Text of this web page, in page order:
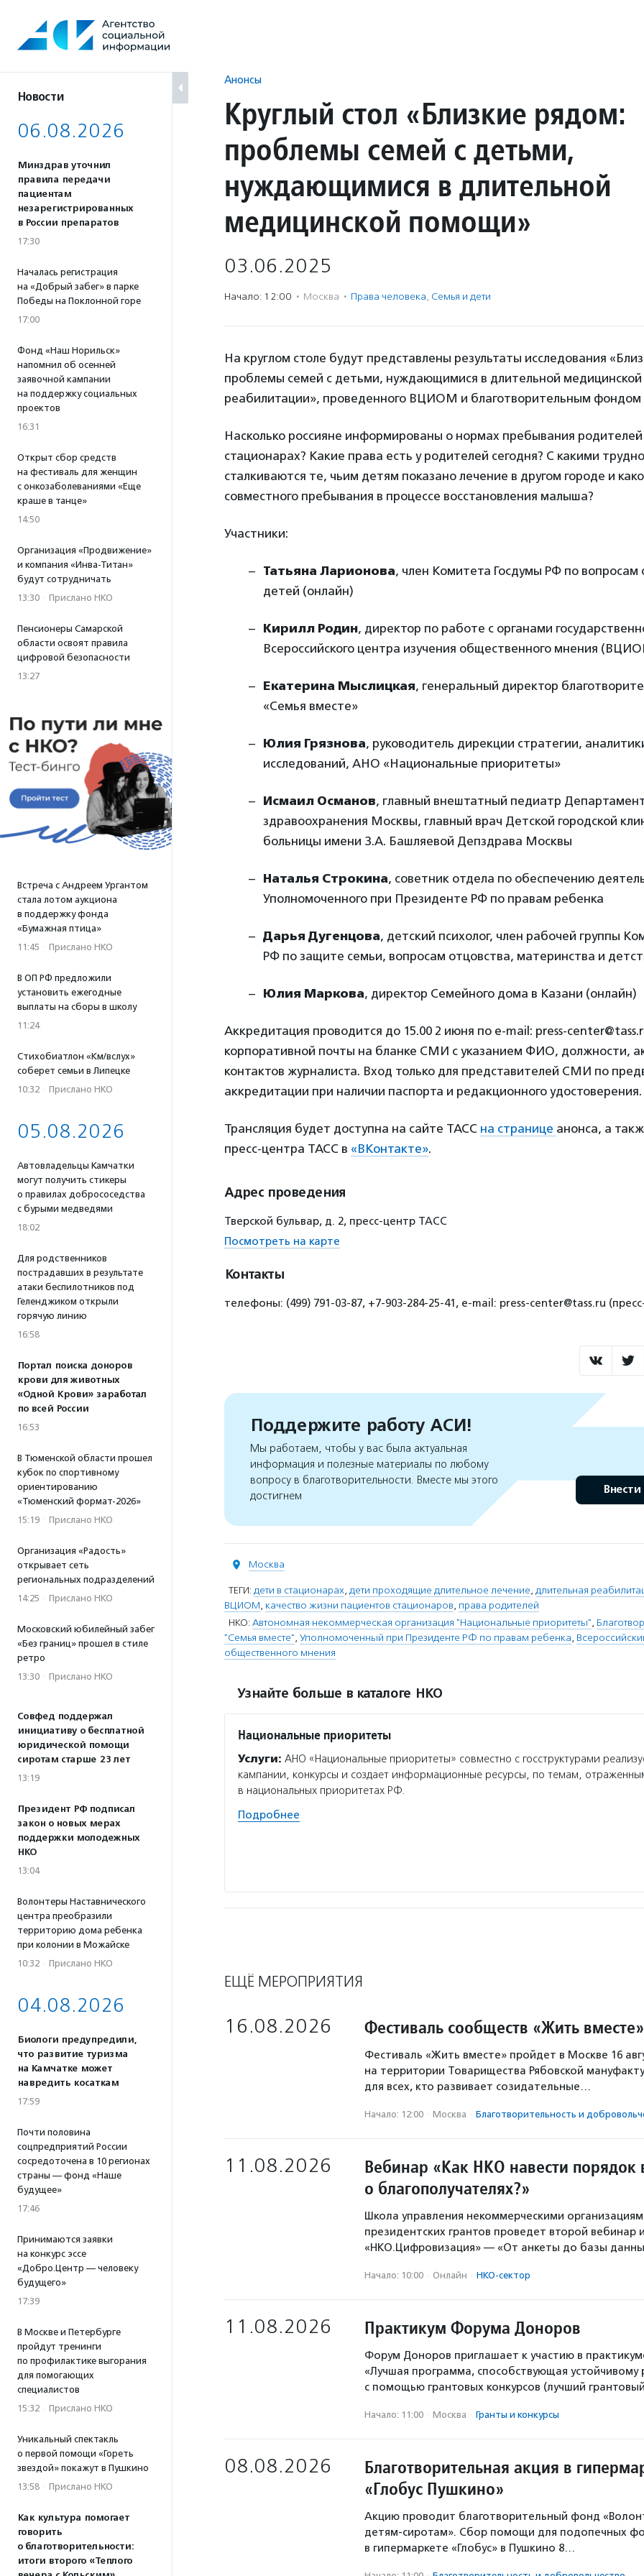
содержанию
Новости
06.08.2026
Минздрав уточнил
правила передачи
пациентам
незарегистрированных
в России препаратов
17:30
Началась регистрация
на «Добрый забег» в парке
Победы на Поклонной горе
17:00
Фонд «Наш Норильск»
напомнил об осенней
заявочной кампании
на поддержку социальных
проектов
16:31
Открыт сбор средств
на фестиваль для женщин
с онкозаболеваниями «Еще
краше в танце»
14:50
Организация «Продвижение»
и компания «Инва-Титан»
будут сотрудничать
13:30 · Прислано НКО
Пенсионеры Самарской
области освоят правила
цифровой безопасности
13:27
Встреча с Андреем Ургантом
стала лотом аукциона
в поддержку фонда
«Бумажная птица»
11:45 · Прислано НКО
В ОП РФ предложили
установить ежегодные
выплаты на сборы в школу
11:24
Стихобиатлон «Км/вслух»
соберет семьи в Липецке
10:32 · Прислано НКО
05.08.2026
Автовладельцы Камчатки
могут получить стикеры
о правилах добрососедства
с бурыми медведями
18:02
Для родственников
пострадавших в результате
атаки беспилотников под
Геленджиком открыли
горячую линию
16:58
Портал поиска доноров
крови для животных
«Одной Крови» заработал
по всей России
16:53
В Тюменской области прошел
кубок по спортивному
ориентированию
«Тюменский формат-2026»
15:19 · Прислано НКО
Организация «Радость»
открывает сеть
региональных подразделений
14:25 · Прислано НКО
Московский юбилейный забег
«Без границ» прошел в стиле
ретро
13:30 · Прислано НКО
Совфед поддержал
инициативу о бесплатной
юридической помощи
сиротам старше 23 лет
13:19
Президент РФ подписал
закон о новых мерах
поддержки молодежных
НКО
13:04
Волонтеры Наставнического
центра преобразили
территорию дома ребенка
при колонии в Можайске
10:32 · Прислано НКО
04.08.2026
Биологи предупредили,
что развитие туризма
на Камчатке может
навредить косаткам
17:59
Почти половина
соцпредприятий России
сосредоточена в 10 регионах
страны — фонд «Наше
будущее»
17:46
Принимаются заявки
на конкурс эссе
«Добро.Центр — человеку
будущего»
17:39
В Москве и Петербурге
пройдут тренинги
по профилактике выгорания
для помогающих
специалистов
15:32 · Прислано НКО
Уникальный спектакль
о первой помощи «Гореть
звездой» покажут в Пушкино
13:58 · Прислано НКО
Как культура помогает
говорить
о благотворительности:
итоги второго «Теплого
Анонсы
Круглый стол «Близкие рядом:
проблемы семей с детьми,
нуждающимися в длительной
медицинской помощи»
03.06.2025
Начало: 12:00 · Москва · Права человека, Семья и дети
На круглом столе будут представлены результаты исследования
проблемы семей с детьми, нуждающимися в длительной
реабилитации», проведенного ВЦИОМ и благотворительным фондом
Насколько россияне информированы о нормах пребывания
стационарах? Какие права есть у родителей сегодня? С какими
сталкиваются те, чьим детям показано лечение в другом городе и
совместного пребывания в процессе восстановления малыша?
Участники:
Татьяна Ларионова, член Комитета Госдумы РФ по
детей (онлайн)
Кирилл Родин, директор по работе с органами
Всероссийского центра изучения общественного мнения
Екатерина Мыслицкая, генеральный директор
«Семья вместе»
Юлия Грязнова, руководитель дирекции стратегии,
исследований, АНО «Национальные приоритеты»
Исмаил Османов, главный внештатный педиатр
здравоохранения Москвы, главный врач Детской городской
больницы имени З.А. Башляевой Депздрава Москвы
Наталья Строкина, советник отдела по обеспечению
Уполномоченного при Президенте РФ по правам ребенка
Дарья Дугенцова, детский психолог, член рабочей группы
РФ по защите семьи, вопросам отцовства, материнства и
Юлия Маркова, директор Семейного дома в Казани (онлайн)
Аккредитация проводится до 15.00 2 июня по e-mail: press-
корпоративной почты на бланке СМИ с указанием ФИО, должности,
контактов журналиста. Вход только для представителей СМИ по
аккредитации при наличии паспорта и редакционного удостоверения.
Трансляция будет доступна на сайте ТАСС на странице анонса, а
пресс-центра ТАСС в «ВКонтакте».
Адрес проведения
Тверской бульвар, д. 2, пресс-центр ТАСС
Посмотреть на карте
Контакты
телефоны: (499) 791-03-87, +7-903-284-25-41, e-mail: press-center@tass.ru
Поддержите работу АСИ!
Мы работаем, чтобы у вас была актуальная
информация и полезные материалы по любому
вопросу в благотворительности. Вместе мы этого
достигнем
Внести
Москва
ТЕГИ: дети в стационарах, дети проходящие длительное лечение, длительная
ВЦИОМ, качество жизни пациентов стационаров, права родителей
НКО: Автономная некоммерческая организация "Национальные приоритеты",
"Семья вместе", Уполномоченный при Президенте РФ по правам ребенка,
общественного мнения
Узнайте больше в каталоге НКО
Национальные приоритеты
Услуги: АНО «Национальные приоритеты» совместно с госструктурами
кампании, конкурсы и создает информационные ресурсы, по темам,
в национальных приоритетах РФ.
Подробнее
ЕЩЁ МЕРОПРИЯТИЯ
16.08.2026 Фестиваль сообществ «Жить вместе»
Фестиваль «Жить вместе» пройдет в Москве 16
на территории Товарищества Рябовской
для всех, кто развивает созидательные…
Начало: 12:00 · Москва · Благотвори­тель­ность и
11.08.2026
Вебинар «Как НКО навести порядок
о благополучателях?»
Школа управления некоммерческими
президентских грантов проведет второй вебинар
«НКО.Цифровизация» — «От анкеты до базы
Начало: 10:00 · Онлайн · НКО-сектор
11.08.2026 Практикум Форума Доноров
Форум Доноров приглашает к участию в
«Лучшая программа, способствующая устойчивому
с помощью грантовых конкурсов (лучший
Начало: 11:00 · Москва · Гранты и конкурсы
08.08.2026
Благотворительная акция в
«Глобус Пушкино»
Акцию проводит благотворительный фонд
детям-сиротам». Сбор помощи для подопечных
в гипермаркете «Глобус» в Пушкино 8…